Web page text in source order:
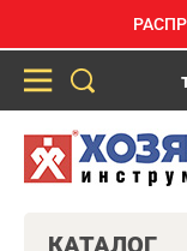
КАТАЛОГ